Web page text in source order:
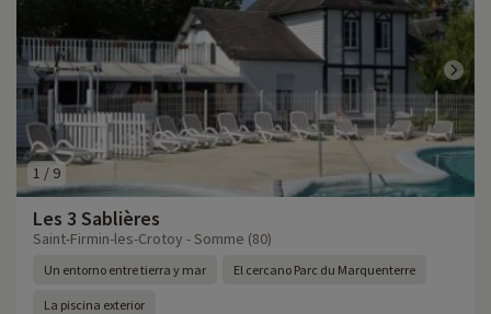
1 / 9
Les 3 Sablières
Saint-Firmin-les-Crotoy - Somme (80)
Un entorno entre tierra y mar El cercano Parc du Marquenterre
La piscina exterior